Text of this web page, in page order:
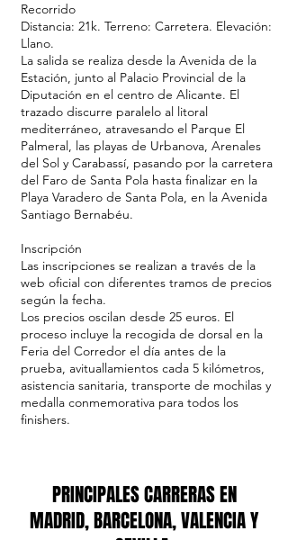
Recorrido
Distancia: 21k. Terreno: Carretera. Elevación:
Llano.
La salida se realiza desde la Avenida de la
Estación, junto al Palacio Provincial de la
Diputación en el centro de Alicante. El
trazado discurre paralelo al litoral
mediterráneo, atravesando el Parque El
Palmeral, las playas de Urbanova, Arenales
del Sol y Carabassí, pasando por la carretera
del Faro de Santa Pola hasta finalizar en la
Playa Varadero de Santa Pola, en la Avenida
Santiago Bernabéu.
Inscripción
Las inscripciones se realizan a través de la
web oficial con diferentes tramos de precios
según la fecha.
Los precios oscilan desde 25 euros. El
proceso incluye la recogida de dorsal en la
Feria del Corredor el día antes de la
prueba, avituallamientos cada 5 kilómetros,
asistencia sanitaria, transporte de mochilas y
medalla conmemorativa para todos los
finishers.
PRINCIPALES CARRERAS EN
MADRID, BARCELONA, VALENCIA Y